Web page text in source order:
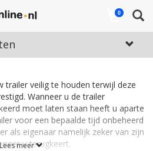
0
trailer veilig te houden terwijl deze
Wanneer u de trailer
moet laten staan heeft u aparte
voor een bepaalde tijd onbeheerd
als eigenaar namelijk zeker van zijn
u terugkeert.
Lees meer